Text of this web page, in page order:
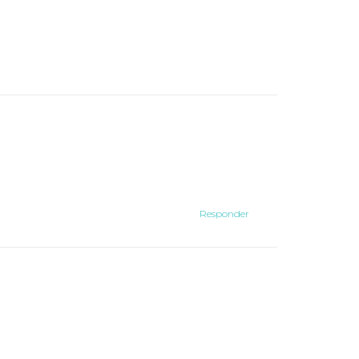
Responder